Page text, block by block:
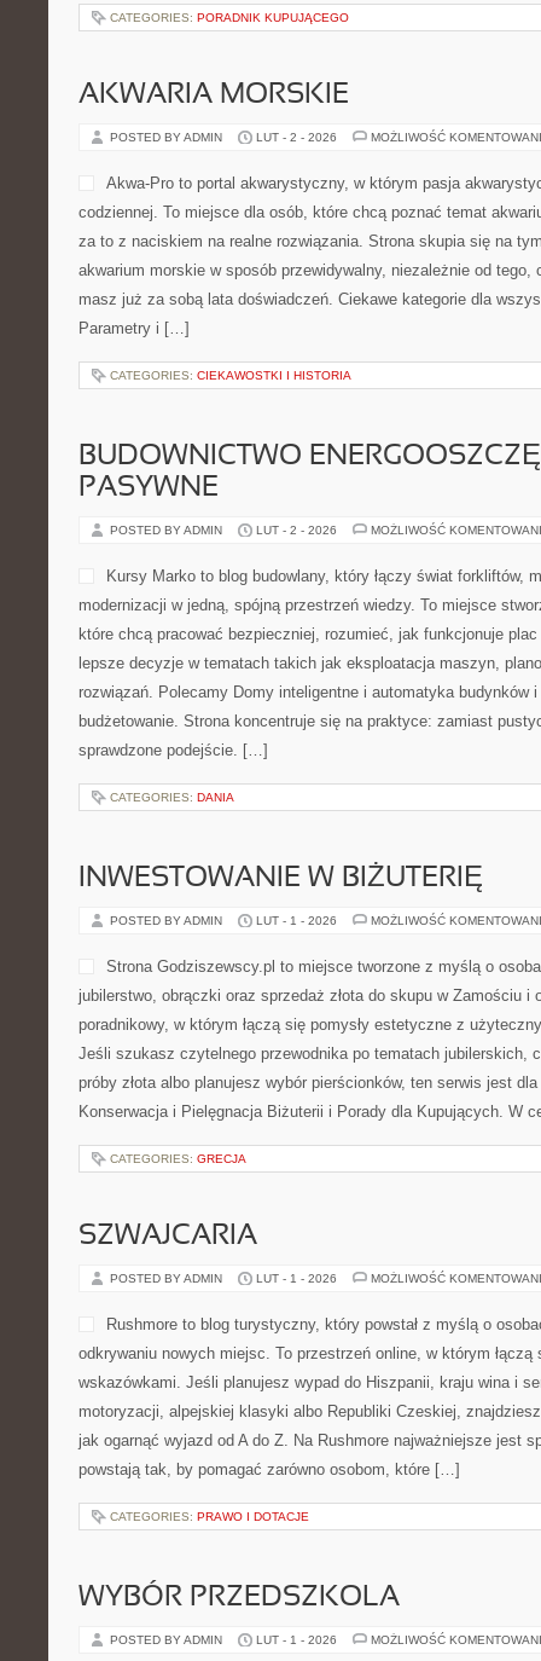
CATEGORIES: PORADNIK KUPUJĄCEGO
AKWARIA MORSKIE
POSTED BY ADMIN LUT - 2 - 2026 MOŻLIWOŚĆ
Akwa-Pro to portal akwarystyczny, w którym pasja
codziennej. To miejsce dla osób, które chcą poznać temat
za to z naciskiem na realne rozwiązania. Strona skupia się na
akwarium morskie w sposób przewidywalny, niezależnie od
masz już za sobą lata doświadczeń. Ciekawe kategorie dla
Parametry i […]
CATEGORIES: CIEKAWOSTKI I HISTORIA
BUDOWNICTWO
PASYWNE
POSTED BY ADMIN LUT - 2 - 2026 MOŻLIWOŚĆ
Kursy Marko to blog budowlany, który łączy świat forkliftów,
modernizacji w jedną, spójną przestrzeń wiedzy. To miejsce
które chcą pracować bezpieczniej, rozumieć, jak funkcjonuje
lepsze decyzje w tematach takich jak eksploatacja maszyn,
rozwiązań. Polecamy Domy inteligentne i automatyka budynków
budżetowanie. Strona koncentruje się na praktyce: zamiast
sprawdzone podejście. […]
CATEGORIES: DANIA
INWESTOWANIE W BIŻUTERIĘ
POSTED BY ADMIN LUT - 1 - 2026 MOŻLIWOŚĆ
Strona Godziszewscy.pl to miejsce tworzone z myślą o
jubilerstwo, obrączki oraz sprzedaż złota do skupu w Zamościu i
poradnikowy, w którym łączą się pomysły estetyczne z
Jeśli szukasz czytelnego przewodnika po tematach jubilerskich,
próby złota albo planujesz wybór pierścionków, ten serwis jest
Konserwacja i Pielęgnacja Biżuterii i Porady dla Kupujących. W
CATEGORIES: GRECJA
SZWAJCARIA
POSTED BY ADMIN LUT - 1 - 2026 MOŻLIWOŚĆ
Rushmore to blog turystyczny, który powstał z myślą o
odkrywaniu nowych miejsc. To przestrzeń online, w którym
wskazówkami. Jeśli planujesz wypad do Hiszpanii, kraju wina i
motoryzacji, alpejskiej klasyki albo Republiki Czeskiej,
jak ogarnąć wyjazd od A do Z. Na Rushmore najważniejsze jest
powstają tak, by pomagać zarówno osobom, które […]
CATEGORIES: PRAWO I DOTACJE
WYBÓR PRZEDSZKOLA
POSTED BY ADMIN LUT - 1 - 2026 MOŻLIWOŚĆ